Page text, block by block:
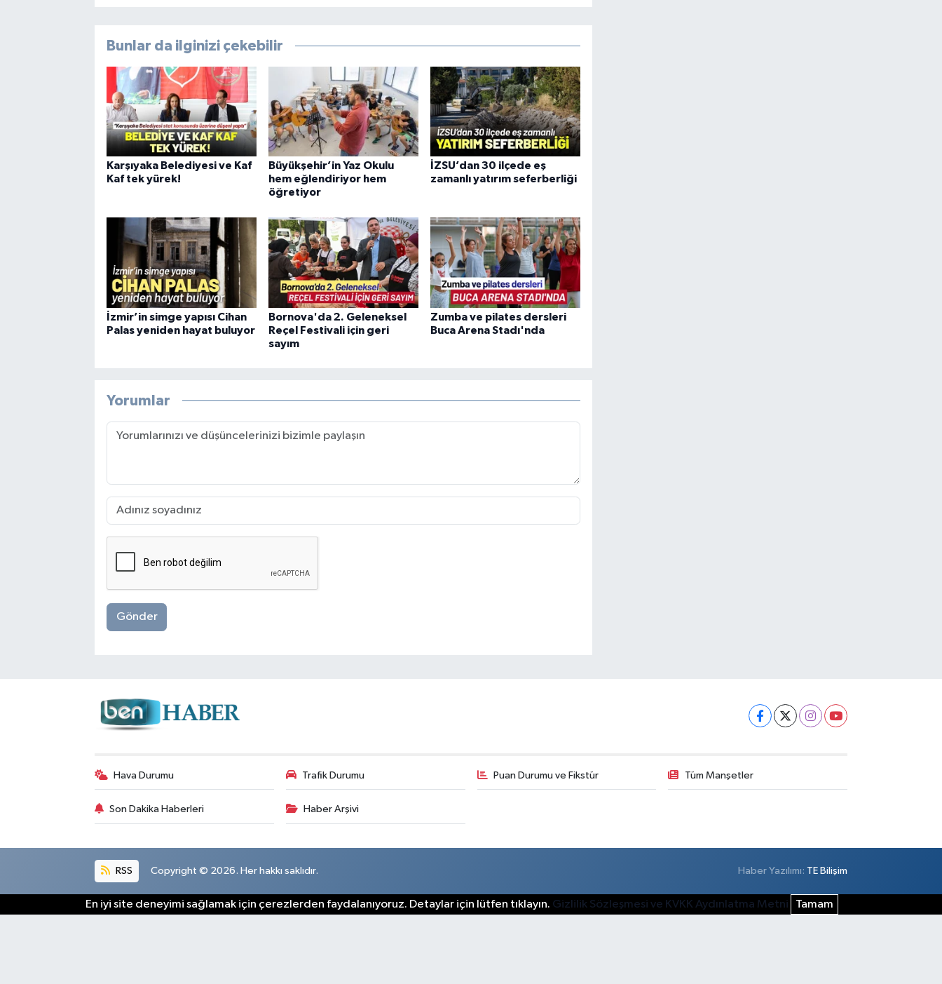
Bunlar da ilginizi çekebilir
Karşıyaka Belediyesi ve Kaf
Kaf tek yürek!
Büyükşehir’in Yaz Okulu
hem eğlendiriyor hem
öğretiyor
İZSU’dan 30 ilçede eş
zamanlı yatırım seferberliği
İzmir’in simge yapısı Cihan
Palas yeniden hayat buluyor
Bornova'da 2. Geleneksel
Reçel Festivali için geri
sayım
Zumba ve pilates dersleri
Buca Arena Stadı'nda
Yorumlar
Gönder
Hava Durumu Trafik Durumu Puan Durumu ve Fikstür Tüm Manşetler
Son Dakika Haberleri Haber Arşivi
RSS Copyright © 2026. Her hakkı saklıdır. Haber Yazılımı: TE Bilişim
En iyi site deneyimi sağlamak için çerezlerden faydalanıyoruz. Detaylar için lütfen tıklayın. Gizlilik Sözleşmesi ve KVKK Aydınlatma Metni Tamam